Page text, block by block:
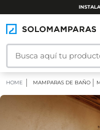
HOME MAMPARAS DE BAÑO